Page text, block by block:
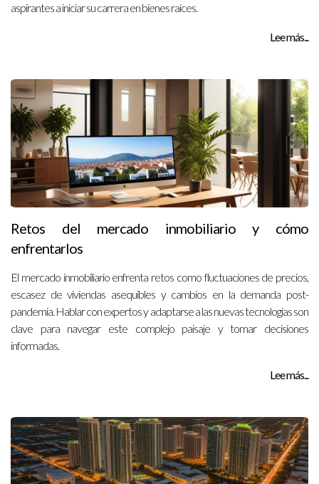
aspirantes a iniciar su carrera en bienes raíces.
Lee más...
Retos del mercado inmobiliario y cómo
enfrentarlos
El mercado inmobiliario enfrenta retos como fluctuaciones de precios,
escasez de viviendas asequibles y cambios en la demanda post-
pandemia. Hablar con expertos y adaptarse a las nuevas tecnologías son
clave para navegar este complejo paisaje y tomar decisiones
informadas.
Lee más...